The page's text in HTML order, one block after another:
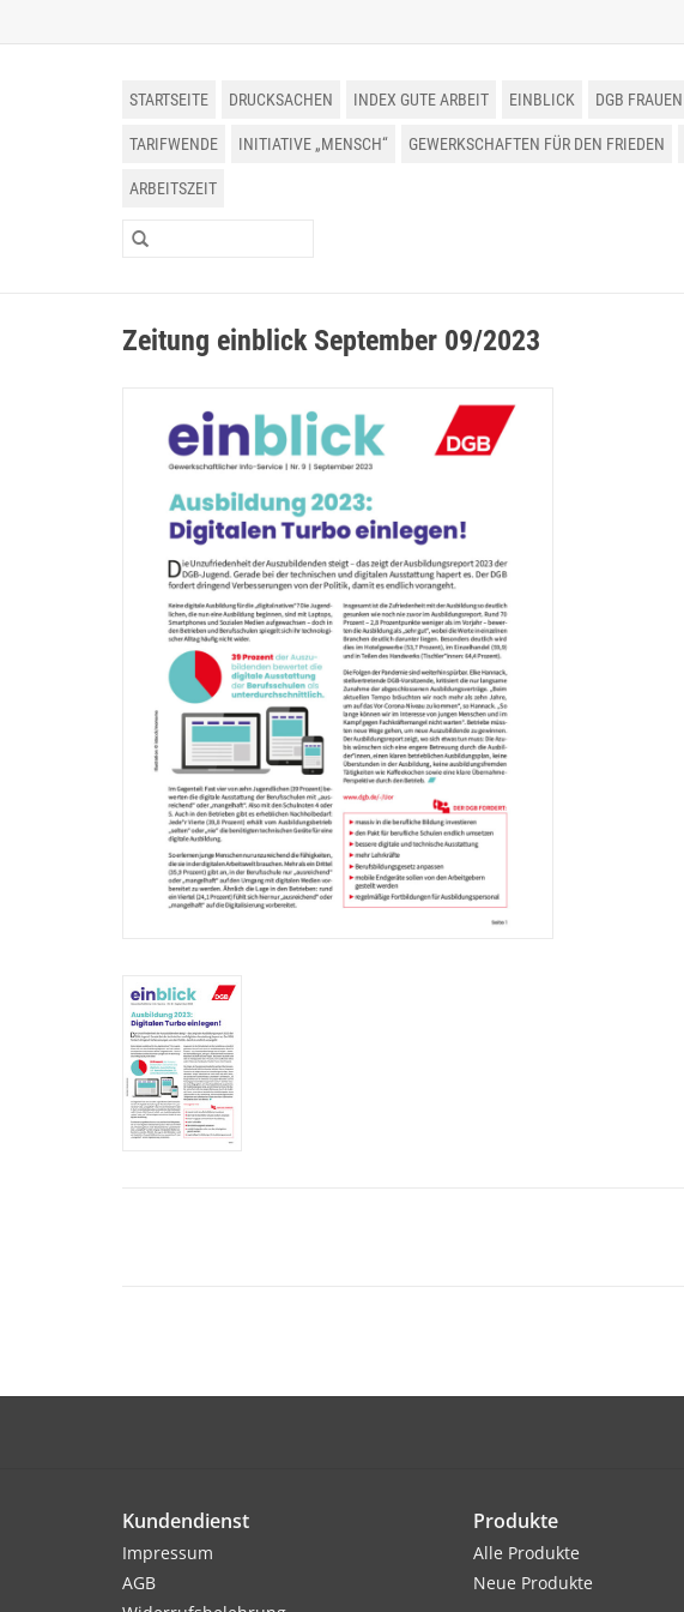
STARTSEITE DRUCKSACHEN INDEX GUTE ARBEIT EINBLICK DGB FRAUEN
TARIFWENDE INITIATIVE „MENSCH“ GEWERKSCHAFTEN FÜR DEN FRIEDEN
ARBEITSZEIT
Zeitung einblick September 09/2023
Kundendienst
Impressum
AGB
Produkte
Alle Produkte
Neue Produkte